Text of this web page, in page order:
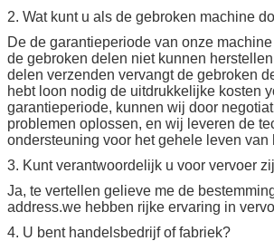
2. Wat kunt u als de gebroken machine
De de garantieperiode van onze
de gebroken delen niet kunnen
delen verzenden vervangt de gebroken
hebt loon nodig de uitdrukkelijke kosten
garantieperiode, kunnen wij door
problemen oplossen, en wij leveren de
ondersteuning voor het gehele leven van
3. Kunt verantwoordelijk u voor vervoer
Ja, te vertellen gelieve me de
address.we hebben rijke ervaring in
4. U bent handelsbedrijf of fabriek?